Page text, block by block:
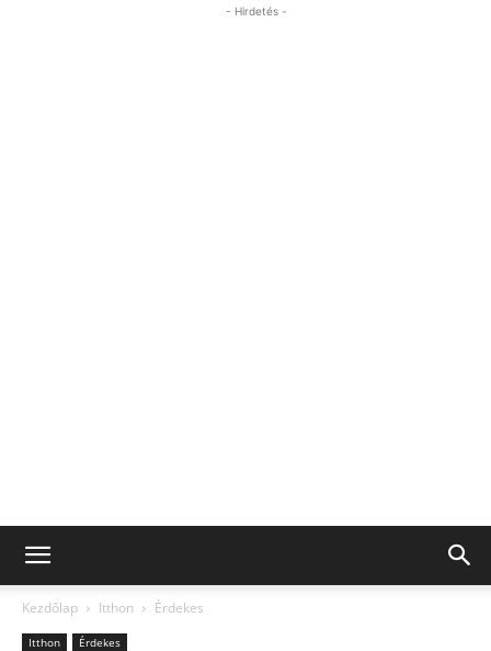
- Hirdetés -
Kezdőlap Itthon Érdekes
Itthon Érdekes